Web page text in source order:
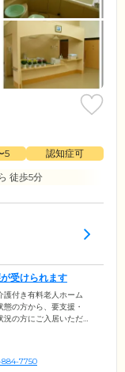
5
認知症可
徒歩5分
受けられます
護付き有料老人ホーム
の方から、要支援・
況の方にご入居いただ
受けながらお過ごし
に不安を抱えた方も
884-7750